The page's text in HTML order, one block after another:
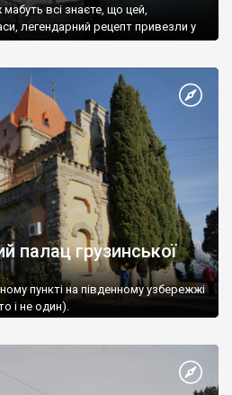
всі знаєте, що цей,
легендарний рецепт привезли у
палац грузинської
пункті на південному узбережжі
і не один).